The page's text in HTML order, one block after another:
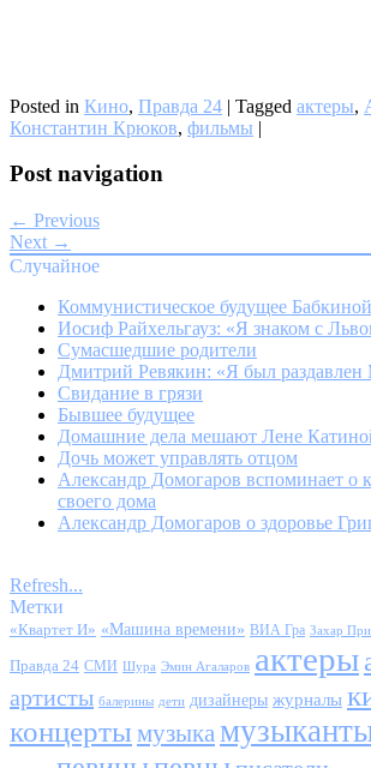
Posted in Кино, Правда 24 | Tagged актеры,
Константин Крюков, фильмы |
Post navigation
← Previous
Next →
Случайное
Коммунистическое будущее Бабкиной
Иосиф Райхельгауз: «Я знаком с
Сумасшедшие родители
Дмитрий Ревякин: «Я был
Свидание в грязи
Бывшее будущее
Домашние дела мешают Лене
Дочь может управлять отцом
Александр Домогаров вспоминает о
своего дома
Александр Домогаров о здоровье
Refresh...
Метки
«Квартет И» «Машина времени» ВИА Гра Захар
Правда 24 СМИ Шура Эмин Агаларов актеры
артисты балерины дети дизайнеры журналы
концерты музыка